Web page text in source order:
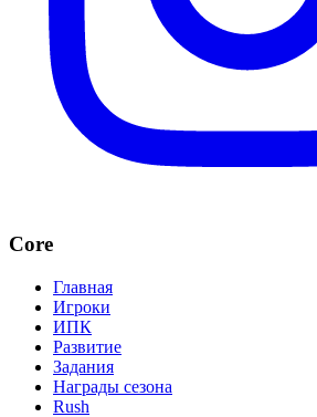
Core
Главная
Игроки
ИПК
Развитие
Задания
Награды сезона
Rush